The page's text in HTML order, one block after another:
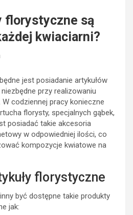
florystyczne są
kwiaciarni?
jest posiadanie artykułów
przy realizowaniu
codziennej pracy konieczne
florysty, specjalnych gąbek,
posiadać takie akcesoria
w odpowiedniej ilości, co
kompozycje kwiatowe na
florystyczne
być dostępne takie produkty
jak: